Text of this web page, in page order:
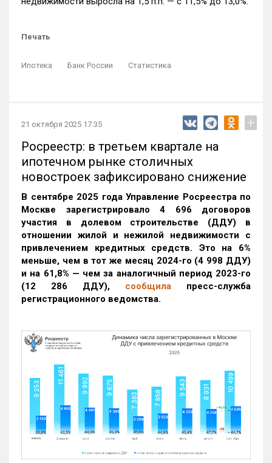
Печать
Ипотека Банк России Статистика
21 октября 2025 17:35 +
Росреестр: в третьем квартале на
ипотечном рынке столичных
новостроек зафиксировано снижение
В сентябре 2025 года Управление Росреестра по
Москве зарегистрировало 4 696 договоров
участия в долевом строительстве (ДДУ) в
отношении жилой и нежилой недвижимости с
привлечением кредитных средств. Это на 6%
меньше, чем в тот же месяц 2024-го (4 998 ДДУ)
и на 61,8% — чем за аналогичный период 2023-го
(12 286 ДДУ), сообщила пресс-служба
регистрационного ведомства.